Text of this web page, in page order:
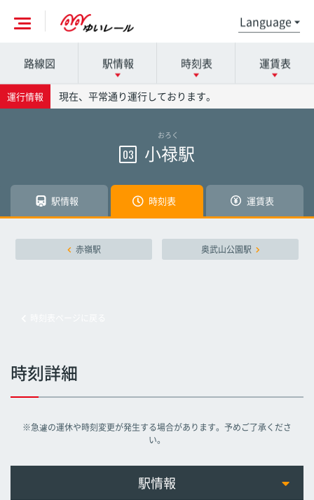
各駅の詳細は駅名を押してください
那覇空港駅
赤嶺駅
県庁前駅
美栄橋駅
牧志駅
時刻表の詳細は駅名を押してください
那覇空港駅
赤嶺駅
県庁前駅
美栄橋駅
牧志駅
運賃表の詳細は駅名を押してください
那覇空港駅
赤嶺駅
県庁前駅
美栄橋駅
牧志駅
路線図 駅情報 時刻表 運賃表
運行情報 現在、平常通り運行しております。
おろく
03 小禄駅
駅情報 時刻表 運賃表
赤嶺駅 奥武山公園駅
時刻詳細
※急遽の運休や時刻変更が発生する場合があります。予めご了承くださ
い。
駅情報